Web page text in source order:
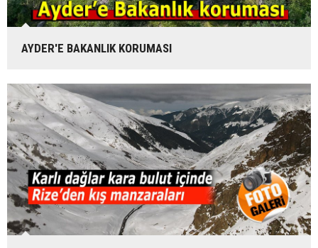
AYDER'E BAKANLIK KORUMASI